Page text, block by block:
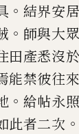
。 結界安居
。 師與大
田產悉沒
能禁彼往來
。 給帖永照
此者二次